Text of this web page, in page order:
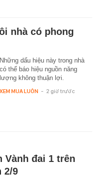
nhà có phong
Những dấu hiệu này trong nhà
có thể báo hiệu nguồn năng
lượng không thuận lợi.
XEM MUA LUÔN - 2 giờ trước
Vành đai 1 trên
2/9